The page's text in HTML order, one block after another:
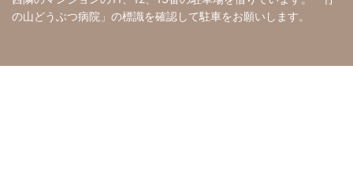
の山どうぶつ病院」の標識を確認して駐車をお願いします。